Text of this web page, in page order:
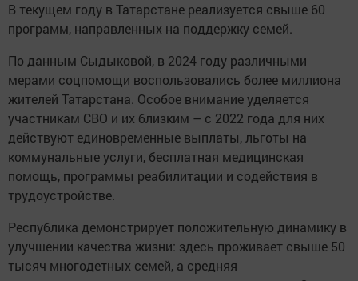
В текущем году в Татарстане реализуется свыше 60
программ, направленных на поддержку семей.
По данным Сыдыковой, в 2024 году различными
мерами соцпомощи воспользовались более миллиона
жителей Татарстана. Особое внимание уделяется
участникам СВО и их близким – с 2022 года для них
действуют единовременные выплаты, льготы на
коммунальные услуги, бесплатная медицинская
помощь, программы реабилитации и содействия в
трудоустройстве.
Республика демонстрирует положительную динамику в
улучшении качества жизни: здесь проживает свыше 50
тысяч многодетных семей, а средняя